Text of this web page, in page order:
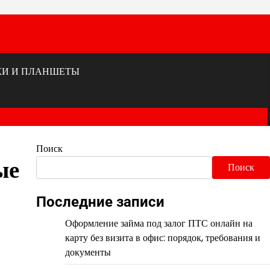
И ПЛАНШЕТЫ
Поиск
Поиск
Последние записи
Оформление займа под залог ПТС онлайн на
карту без визита в офис: порядок, требования и
документы